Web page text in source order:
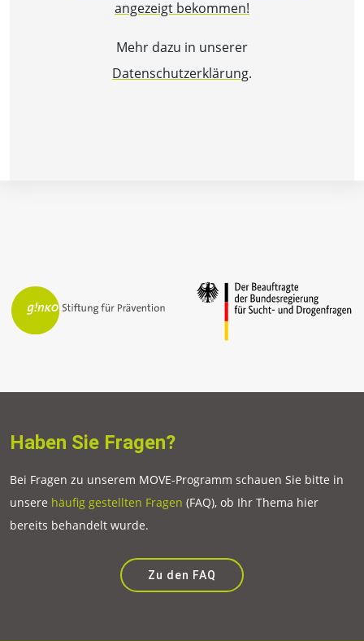
angezeigt bekommen!
Mehr dazu in unserer
Datenschutzerklärung.
Haben Sie Fragen?
Bei Fragen zu unserem MOVE-Programm schauen Sie bitte in
unsere häufig gestellten Fragen (FAQ), ob Ihr Thema hier
bereits behandelt wurde.
Zu den FAQ